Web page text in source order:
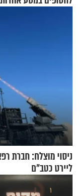
ליירט כטב"ם